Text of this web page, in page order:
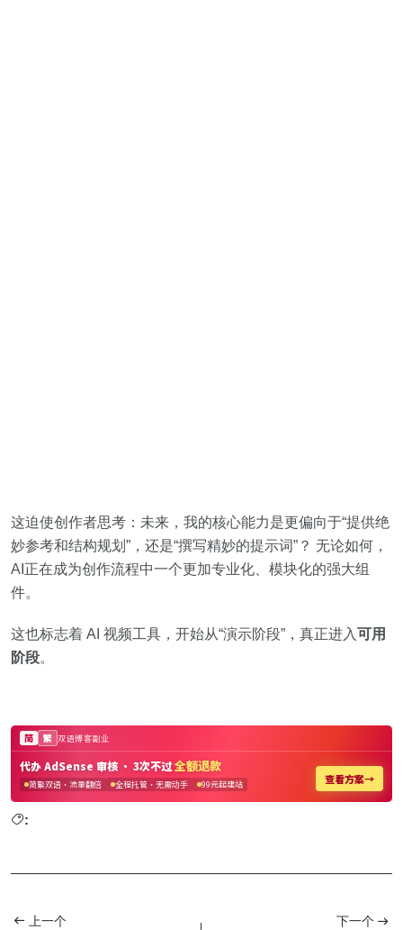
这迫使创作者思考：未来，我的核心能力是更偏向于“提供绝
妙参考和结构规划”，还是“撰写精妙的提示词”？ 无论如何，
AI正在成为创作流程中一个更加专业化、模块化的强大组
件。
这也标志着 AI 视频工具， 开始从“演示阶段”，真正进入 可用
阶段。
:
上一个 下一个